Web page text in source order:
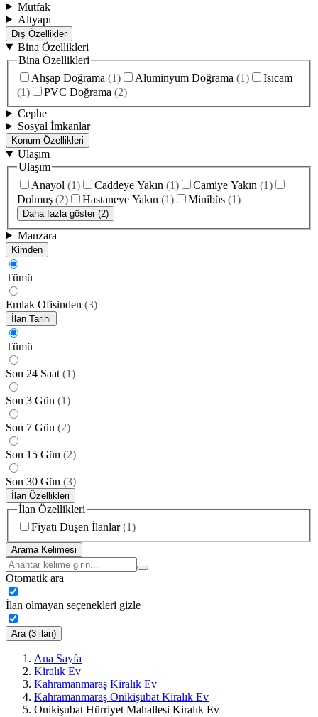
Mutfak
Altyapı
Dış Özellikler
Bina Özellikleri
Bina Özellikleri
Ahşap Doğrama (1) Alüminyum Doğrama (1)
Isıcam
(1) PVC Doğrama (2)
Cephe
Sosyal İmkanlar
Konum Özellikleri
Ulaşım
Ulaşım
Anayol (1) Caddeye Yakın (1) Camiye Yakın (1)
Dolmuş (2) Hastaneye Yakın (1) Minibüs (1)
Daha fazla göster (2)
Manzara
Kimden
Tümü
Emlak Ofisinden (3)
İlan Tarihi
Tümü
Son 24 Saat (1)
Son 3 Gün (1)
Son 7 Gün (2)
Son 15 Gün (2)
Son 30 Gün (3)
İlan Özellikleri
İlan Özellikleri
Fiyatı Düşen İlanlar (1)
Arama Kelimesi
Otomatik ara
İlan olmayan seçenekleri gizle
Ara (3 ilan)
Ana Sayfa
Kiralık Ev
Kahramanmaraş Kiralık Ev
Kahramanmaraş Onikişubat Kiralık Ev
Onikişubat Hürriyet Mahallesi Kiralık Ev